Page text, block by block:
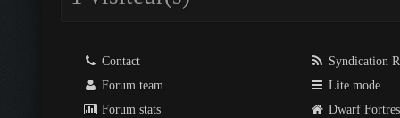
Contact
Forum team
Forum stats
Syndication
Lite mode
Dwarf